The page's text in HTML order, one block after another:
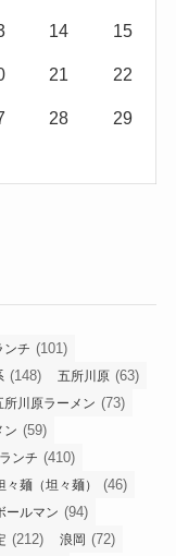
14 15
21 22
28 29
ンチ (101)
(148) 五所川原 (63)
所川原ラーメン (73)
ン (59)
ンチ (410)
々麺（坦々麺） (46)
ールマン (94)
(212) 浪岡 (72)